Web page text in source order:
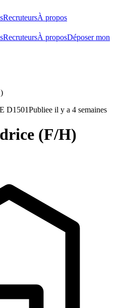
RecruteursÀ propos
RecruteursÀ proposDéposer mon
D1501Publiee il y a 4 semaines
(F/H)